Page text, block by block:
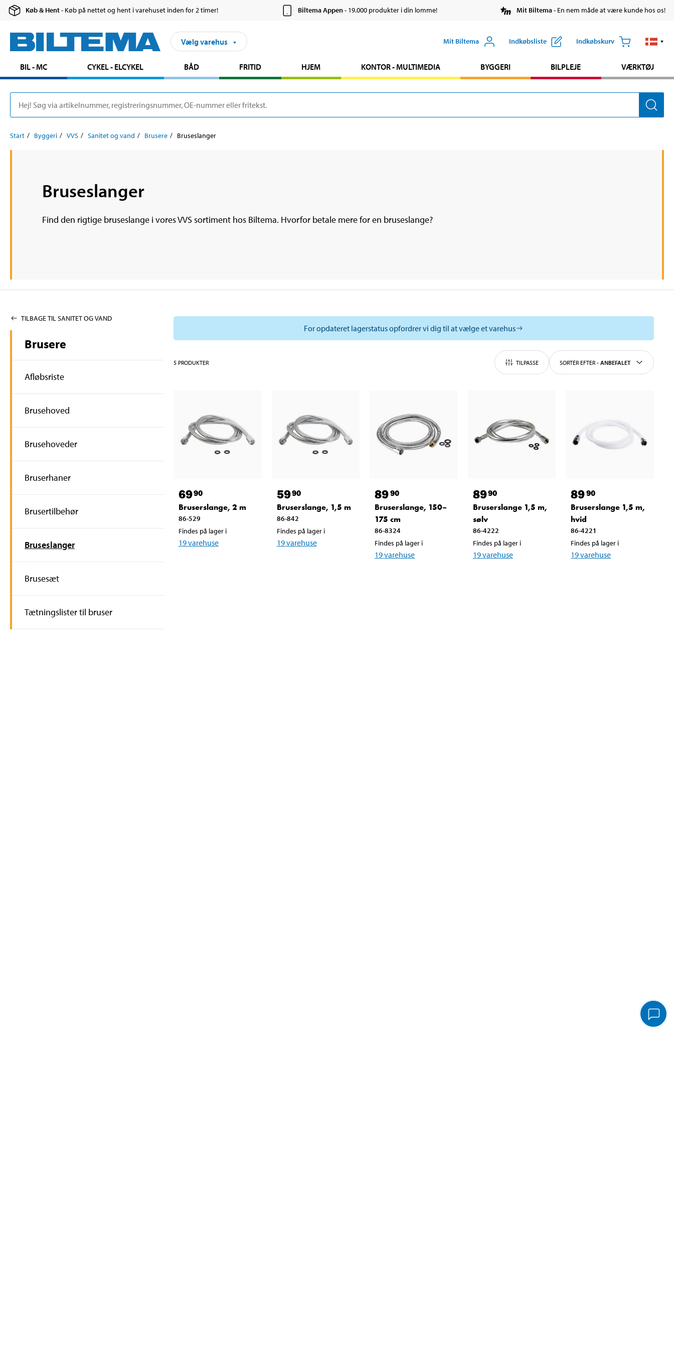
Køb & Hent- Køb på nettet og hent i varehuset inden for 2 timer! Biltema Appen- 19.000 produkter i din lomme! Mit Biltema- En nem måde at være kunde hos os!
Vælg varehus Mit Biltema Indkøbsliste Indkøbskurv
BIL - MC CYKEL - ELCYKEL BÅD FRITID HJEM KONTOR - MULTIMEDIA BYGGERI BILPLEJE VÆRKTØJ
Start Byggeri VVS Sanitet og vand Brusere Bruseslanger
Bruseslanger
Find den rigtige bruseslange i vores VVS sortiment hos Biltema. Hvorfor betale mere for en bruseslange?
TILBAGE TIL SANITET OG VAND
Brusere
Afløbsriste
Brusehoved
Brusehoveder
Bruserhaner
Brusertilbehør
Bruseslanger
Brusesæt
Tætningslister til bruser
For opdateret lagerstatus opfordrer vi dig til at vælge et varehus
5 PRODUKTER TILPASSE SORTÉR EFTER - ANBEFALET
6990
Bruserslange, 2 m
86-529
Findes på lager i
19varehuse
5990
Bruserslange, 1,5 m
86-842
Findes på lager i
19varehuse
8990
Bruserslange, 150–
175 cm
86-8324
Findes på lager i
19varehuse
8990
Bruserslange 1,5 m,
sølv
86-4222
Findes på lager i
19varehuse
8990
Bruserslange 1,5 m,
hvid
86-4221
Findes på lager i
19varehuse